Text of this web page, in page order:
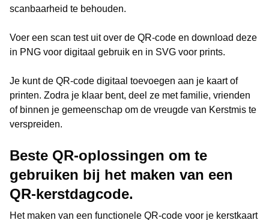
scanbaarheid te behouden.
Voer een scan test uit over de QR-code en download deze
in PNG voor digitaal gebruik en in SVG voor prints.
Je kunt de QR-code digitaal toevoegen aan je kaart of
printen. Zodra je klaar bent, deel ze met familie, vrienden
of binnen je gemeenschap om de vreugde van Kerstmis te
verspreiden.
Beste QR-oplossingen om te
gebruiken bij het maken van een
QR-kerstdagcode.
Het maken van een functionele QR-code voor je kerstkaart